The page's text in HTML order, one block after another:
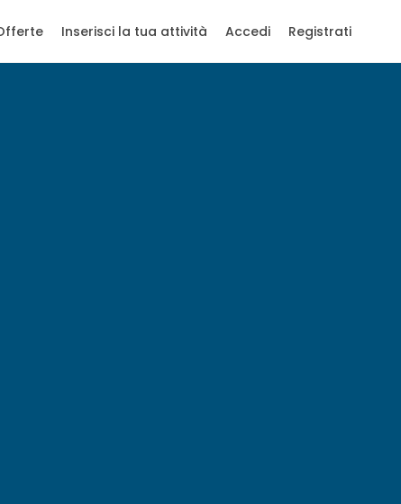
Inserisci la tua attività Accedi Registrati